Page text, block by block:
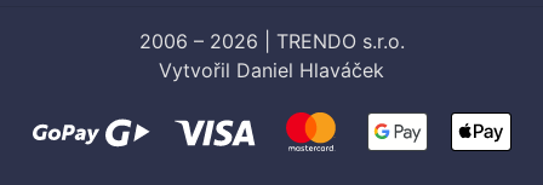
2006 – 2026 | TRENDO s.r.o.
Vytvořil Daniel Hlaváček